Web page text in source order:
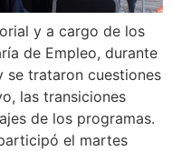
y a cargo de los
de Empleo, durante
se trataron cuestiones
las transiciones
de los programas.
el martes